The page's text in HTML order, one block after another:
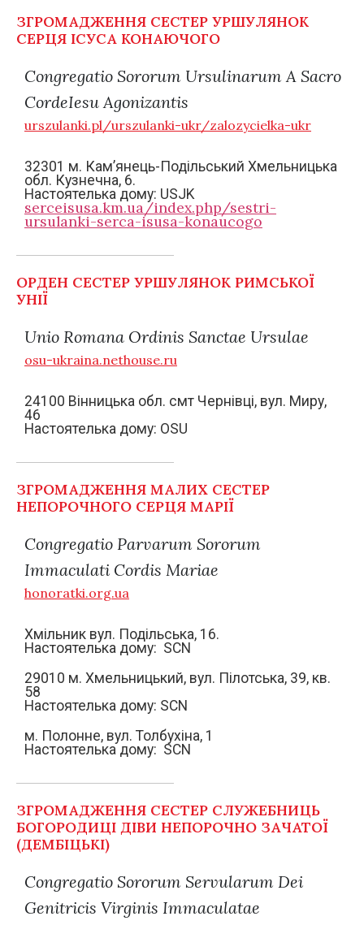
ЗГРОМАДЖЕННЯ СЕСТЕР УРШУЛЯНОК
СЕРЦЯ ІСУСА КОНАЮЧОГО
Congregatio Sororum Ursulinarum A Sacro
CordeIesu Agonizantis
urszulanki.pl/urszulanki-ukr/zalozycielka-ukr
32301 м. Кам’янець-Подільський Хмельницька
обл. Кузнечна, 6.
Настоятелька дому: USJK
serceisusa.km.ua/index.php/sestri-
ursulanki-serca-isusa-konaucogo
ОРДЕН СЕСТЕР УРШУЛЯНОК РИМСЬКОЇ
УНІЇ
Unio Romana Ordinis Sanctae Ursulae
osu-ukraina.nethouse.ru
24100 Вінницька обл. смт Чернівці, вул. Миру,
46
Настоятелька дому: OSU
ЗГРОМАДЖЕННЯ МАЛИХ СЕСТЕР
НЕПОРОЧНОГО СЕРЦЯ МАРІЇ
Congregatio Parvarum Sororum
Immaculati Cordis Mariae
honoratki.org.ua
Хмільник вул. Подільська, 16.
Настоятелька дому: SCN
29010 м. Хмельницький, вул. Пілотська, 39, кв.
58
Настоятелька дому: SCN
м. Полонне, вул. Толбухіна, 1
Настоятелька дому: SCN
ЗГРОМАДЖЕННЯ СЕСТЕР СЛУЖЕБНИЦЬ
БОГОРОДИЦІ ДІВИ НЕПОРОЧНО ЗАЧАТОЇ
(ДЕМБІЦЬКІ)
Congregatio Sororum Servularum Dei
Genitricis Virginis Immaculatae